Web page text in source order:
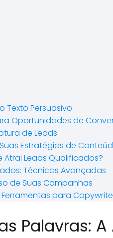
Texto Persuasivo
Oportunidades de
de Leads
Estratégias de
Leads Qualificados?
Técnicas Avançadas
de Suas Campanhas
para
Palavras: